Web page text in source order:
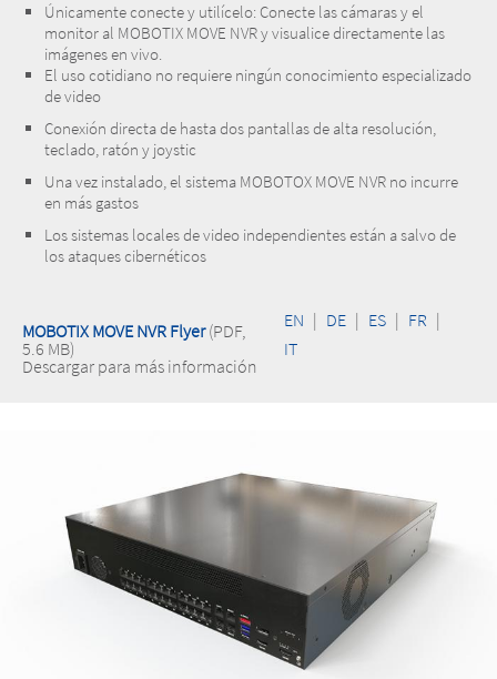
Únicamente conecte y utilícelo: Conecte las cámaras y el
monitor al MOBOTIX MOVE NVR y visualice directamente las
imágenes en vivo.
El uso cotidiano no requiere ningún conocimiento especializado
de video
Conexión directa de hasta dos pantallas de alta resolución,
teclado, ratón y joystic
Una vez instalado, el sistema MOBOTOX MOVE NVR no incurre
en más gastos
Los sistemas locales de video independientes están a salvo de
los ataques cibernéticos
MOBOTIX MOVE NVR Flyer(PDF,
5.6 MB)
Descargar para más información
EN | DE | ES | FR |
IT